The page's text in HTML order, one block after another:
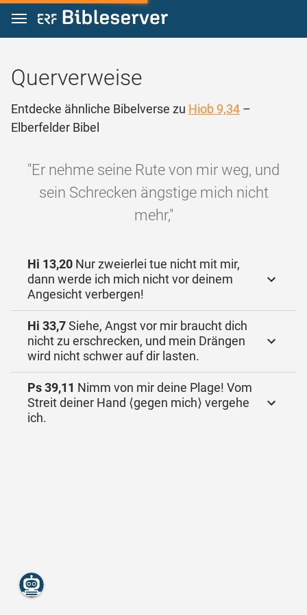
Zum Inhalt springen
Querverweise
Entdecke ähnliche Bibelverse zu Hiob 9,34 –
Elberfelder Bibel
"Er nehme seine Rute von mir weg, und
sein Schrecken ängstige mich nicht
mehr,"
Hi 13,20 Nur zweierlei tue nicht mit mir,
dann werde ich mich nicht vor deinem
Angesicht verbergen!
Hi 33,7Siehe, Angst vor mir braucht dich
nicht zu erschrecken, und mein Drängen
wird nicht schwer auf dir lasten.
Ps 39,11 Nimm von mir deine Plage! Vom
Streit deiner Hand ⟨gegen mich⟩ vergehe
ich.